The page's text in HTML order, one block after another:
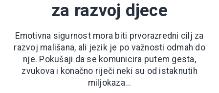
za razvoj djece
Emotivna sigurnost mora biti prvorazredni cilj za
razvoj mališana, ali jezik je po važnosti odmah do
nje. Pokušaji da se komunicira putem gesta,
zvukova i konačno riječi neki su od istaknutih
miljokaza...